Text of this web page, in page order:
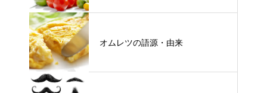
オムレツの語源・由来